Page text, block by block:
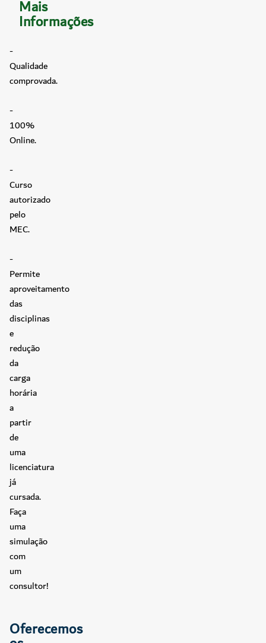
Mais
Informações
-
Qualidade
comprovada.
-
100%
Online.
-
Curso
autorizado
pelo
MEC.
-
Permite
aproveitamento
das
disciplinas
e
redução
da
carga
horária
a
partir
de
uma
licenciatura
já
cursada.
Faça
uma
simulação
com
um
consultor!
Oferecemos